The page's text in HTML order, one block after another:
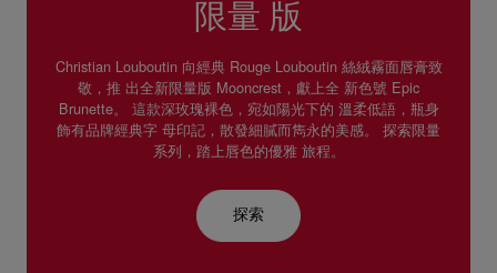
限量 版
Christian Louboutin 向經典 Rouge Louboutin 絲絨霧⾯唇膏致
敬，推 出全新限量版 Mooncrest，獻上全 新⾊號 Epic
Brunette。 這款深玫瑰裸⾊，宛如陽光下的 溫柔低語，瓶⾝
飾有品牌經典字 ⺟印記，散發細膩⽽雋永的美感。 探索限量
系列，踏上唇⾊的優雅 旅程。
探索